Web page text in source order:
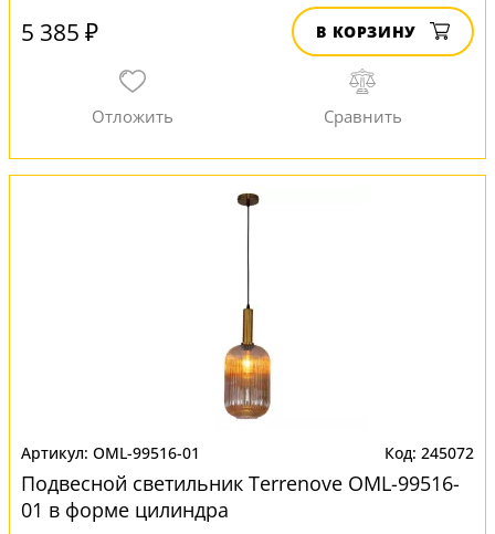
5 385 ₽ В КОРЗИНУ
OML-99516-01 245072
Подвесной светильник Terrenove OML-99516-
01 в форме цилиндра